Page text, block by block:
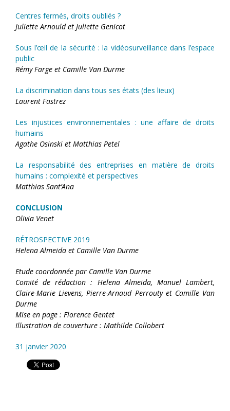
Centres fermés, droits oubliés ?
Juliette Arnould et Juliette Genicot
Sous l’œil de la sécurité : la vidéosurveillance dans l’espace
public
Rémy Farge et Camille Van Durme
La discrimination dans tous ses états (des lieux)
Laurent Fastrez
Les injustices environnementales : une affaire de droits
humains
Agathe Osinski et Matthias Petel
La responsabilité des entreprises en matière de droits
humains : complexité et perspectives
Matthias Sant’Ana
CONCLUSION
Olivia Venet
RÉTROSPECTIVE 2019
Helena Almeida et Camille Van Durme
Etude coordonnée par Camille Van Durme
Comité de rédaction : Helena Almeida, Manuel Lambert,
Claire-Marie Lievens, Pierre-Arnaud Perrouty et Camille Van
Durme
Mise en page : Florence Gentet
Illustration de couverture : Mathilde Collobert
31 janvier 2020